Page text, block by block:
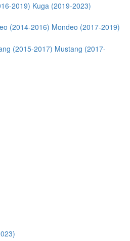
2019) Kuga (2019-2023)
(2014-2016) Mondeo (2017-2019)
(2015-2017) Mustang (2017-